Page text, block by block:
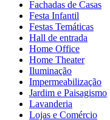
Fachadas de Casas
Festa Infantil
Festas Temáticas
Hall de entrada
Home Office
Home Theater
Iluminação
Impermeabilização
Jardim e Paisagismo
Lavanderia
Lojas e Comércio